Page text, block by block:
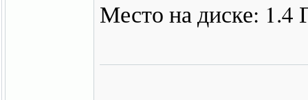
Место на диске: 1.4